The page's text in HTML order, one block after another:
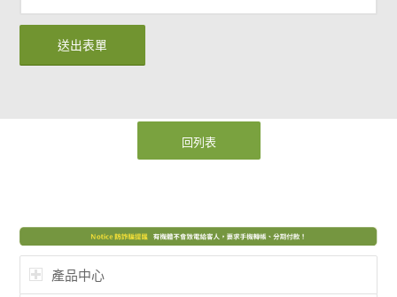
回列表
產品中心